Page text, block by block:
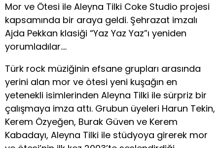
Mor ve Ötesi ile Aleyna Tilki Coke Studio projesi
kapsamında bir araya geldi. Şehrazat imzalı
Ajda Pekkan klasiği “Yaz Yaz Yaz”ı yeniden
yorumladılar….
Türk rock müziğinin efsane grupları arasında
yerini alan mor ve ötesi yeni kuşağın en
yetenekli isimlerinden Aleyna Tilki ile sürpriz bir
çalışmaya imza attı. Grubun üyeleri Harun Tekin,
Kerem Özyeğen, Burak Güven ve Kerem
Kabadayı, Aleyna Tilki ile stüdyoya girerek mor